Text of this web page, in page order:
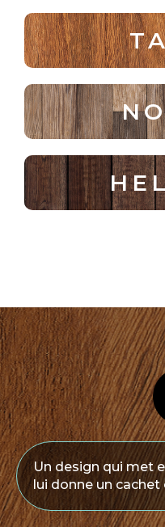
Un design qui met
lui donne un